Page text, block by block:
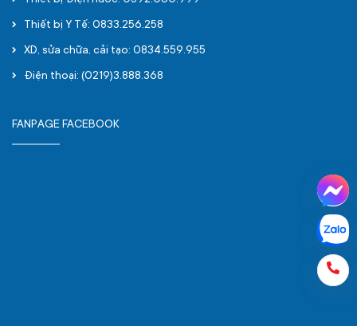
Thiết bị Y Tế: 0833.256.258
XD, sửa chữa, cải tạo: 0834.559.955
Điện thoại: (0219)3.888.368
FANPAGE FACEBOOK